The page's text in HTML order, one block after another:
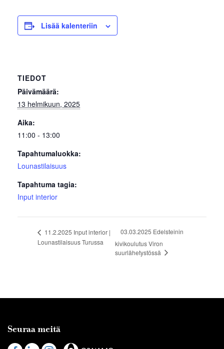
Lisää kalenteriin
TIEDOT
Päivämäärä:
13 helmikuun, 2025
Aika:
11:00 - 13:00
Tapahtumaluokka:
Lounastilaisuus
Tapahtuma tagia:
Input interior
11.2.2025 Input interior |
Lounastilaisuus Turussa
03.03.2025 Edelsteinin
kivikoulutus Viron
suurlähetystössä
Seuraa meitä